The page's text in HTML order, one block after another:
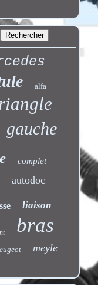
alfa
gauche
complet
autodoc
liaison
bras
meyle